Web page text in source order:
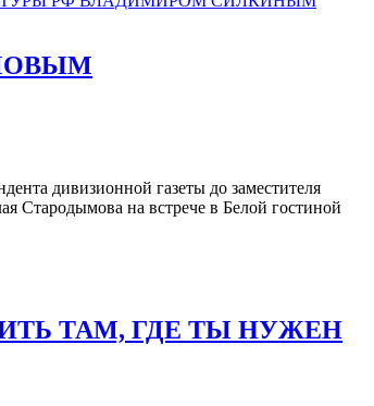
дивизионной газеты до заместителя
Стародымова на встрече в Белой гостиной
ТАМ, ГДЕ ТЫ НУЖЕН